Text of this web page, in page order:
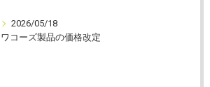
2026/05/18
ワコーズ製品の価格改定